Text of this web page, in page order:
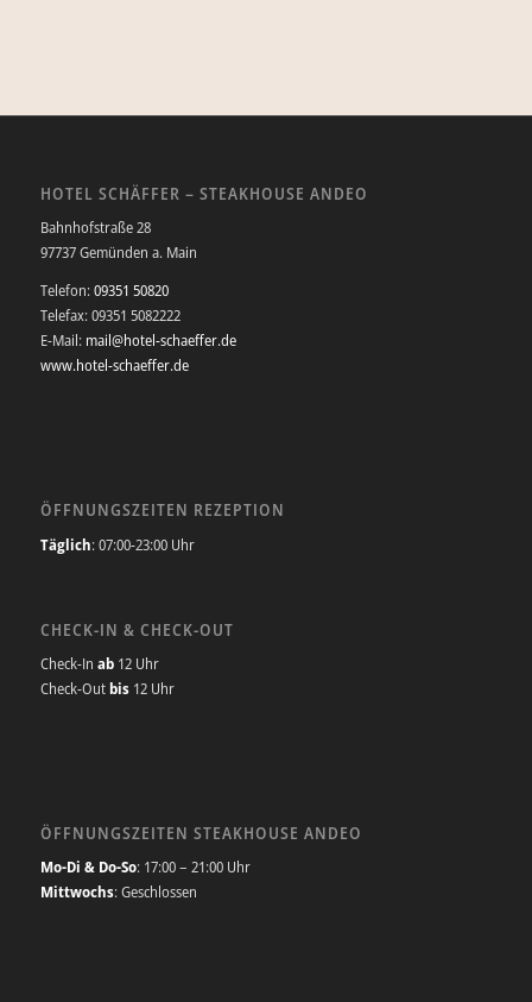
HOTEL SCHÄFFER – STEAKHOUSE ANDEO
Bahnhofstraße 28
97737 Gemünden a. Main
Telefon:09351 50820
Telefax: 09351 5082222
E-Mail: mail@hotel-schaeffer.de
www.hotel-schaeffer.de
ÖFFNUNGSZEITEN REZEPTION
Täglich: 07:00-23:00 Uhr
CHECK-IN & CHECK-OUT
Check-In ab12 Uhr
Check-Outbis12 Uhr
ÖFFNUNGSZEITEN STEAKHOUSE ANDEO
Mo-Di & Do-So: 17:00 – 21:00 Uhr
Mittwochs: Geschlossen